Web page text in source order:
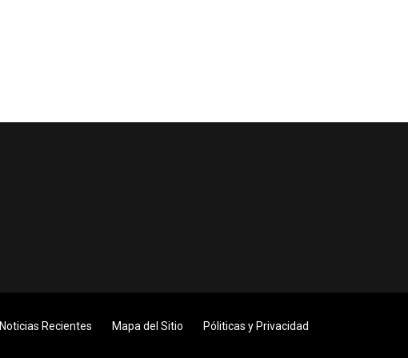
Noticias Recientes Mapa del Sitio Póliticas y Privacidad